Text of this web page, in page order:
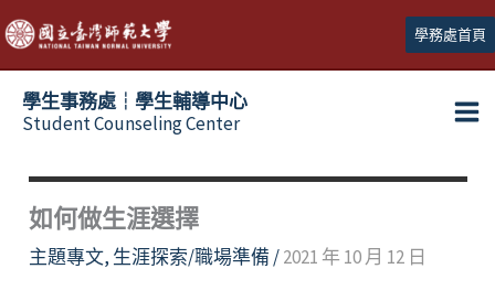
跳
至
主
學務處首頁
學生事務處┆學生輔導中心
Student Counseling Center
如何做生涯選擇
主題專文, 生涯探索/職場準備 /2021 年 10 月 12 日